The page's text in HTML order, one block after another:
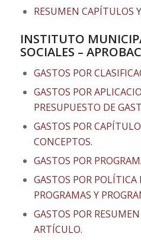
RESUMEN CAPÍTULOS
INSTITUTO
SOCIALES –
GASTOS POR
GASTOS POR
PRESUPUESTO DE
GASTOS POR
CONCEPTOS.
GASTOS POR
GASTOS POR POLÍTICA
PROGRAMAS Y
GASTOS POR
ARTÍCULO.